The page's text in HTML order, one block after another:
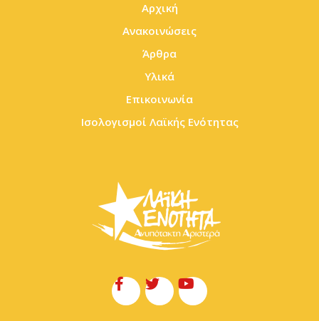
Αρχική
Ανακοινώσεις
Άρθρα
Υλικά
Επικοινωνία
Ισολογισμοί Λαϊκής Ενότητας